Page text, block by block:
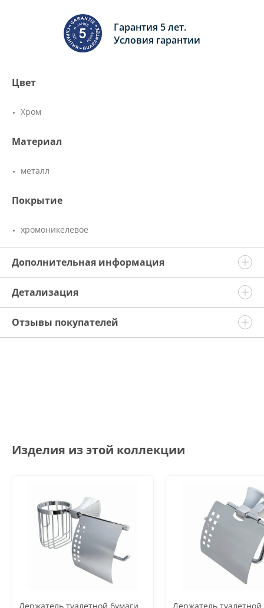
Гарантия 5 лет.
Условия гарантии
Цвет
Хром
Материал
металл
Покрытие
хромоникелевое
Дополнительная информация
Детализация
Отзывы покупателей
Изделия из этой коллекции